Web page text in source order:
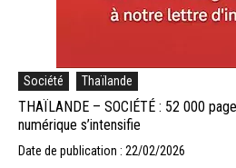
Société Thaïlande
THAÏLANDE – SOCIÉTÉ : 52 000
numérique s’intensifie
Date de publication : 22/02/2026